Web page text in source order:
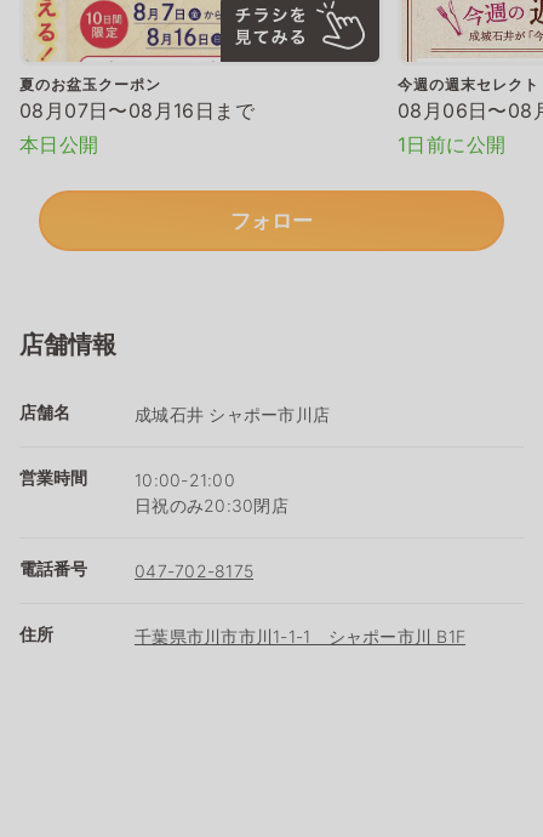
夏のお盆玉クーポン
08月07日〜08月16日まで
本日公開
今週の週末セレクト
08月06日〜08
1日前に公開
フォロー
店舗情報
店舗名 成城石井 シャポー市川店
営業時間
10:00-21:00
日祝のみ20:30閉店
電話番号 047-702-8175
住所 千葉県市川市市川1-1-1 シャポー市川 B1F